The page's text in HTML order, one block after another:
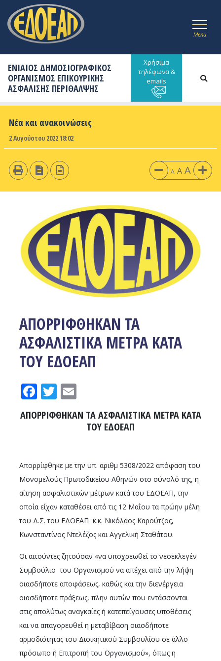
Menu
ΕΝΙΑΙΟΣ ΔΗΜΟΣΙΟΓΡΑΦΙΚΟΣ
ΟΡΓΑΝΙΣΜΟΣ ΕΠΙΚΟΥΡΙΚΗΣ
ΑΣΦΑΛΙΣΗΣ ΠΕΡΙΘΑΛΨΗΣ
Χρήσιμα
τηλέφωνα &
emails
Νέα και ανακοινώσεις
2 Αυγούστου 2022 18:02
A A A
AΠΟΡΡΙΦΘΗΚΑΝ ΤΑ
ΑΣΦΑΛΙΣΤΙΚΑ ΜΕΤΡΑ ΚΑΤΑ
ΤΟΥ ΕΔΟΕΑΠ
Facebook
Twitter
AΠΟΡΡΙΦΘΗΚΑΝ ΤΑ ΑΣΦΑΛΙΣΤΙΚΑ ΜΕΤΡΑ ΚΑΤΑ
ΤΟΥ ΕΔΟΕΑΠ
Απορρίφθηκε με την υπ. αριθμ 5308/2022 απόφαση του
Μονομελούς Πρωτοδικείου Αθηνών στο σύνολό της, η
αίτηση ασφαλιστικών μέτρων κατά του ΕΔΟΕΑΠ, την
οποία είχαν καταθέσει από τις 12 Μαΐου τα πρώην μέλη
του Δ.Σ. του ΕΔΟΕΑΠ κ.κ. Νικόλαος Καρούτζος,
Κωνσταντίνος Ντελέζος και Αγγελική Σταθάτου.
Οι αιτούντες ζητούσαν «να υποχρεωθεί το νεοεκλεγέν
Συμβούλιο του Οργανισμού να απέχει από την λήψη
οιασδήποτε αποφάσεως, καθώς και την διενέργεια
οιασδήποτε πράξεως, πλην αυτών που εντάσσονται
στις απολύτως αναγκαίες ή κατεπείγουσες υποθέσεις
και να απαγορευθεί η μεταβίβαση οιασδήποτε
αρμοδιότητας του Διοικητικού Συμβουλίου σε άλλο
πρόσωπο ή Επιτροπή του Οργανισμού», όπως η